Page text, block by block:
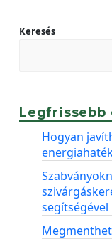
Keresés
Legfrissebb
Hogyan
segítségével